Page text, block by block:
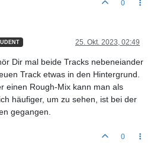
0
25. Okt. 2023, 02:49
Dir mal beide Tracks nebeneiander
Track etwas in den Hintergrund.
einen Rough-Mix kann man als
häufiger, um zu sehen, ist bei der
gegangen.
0